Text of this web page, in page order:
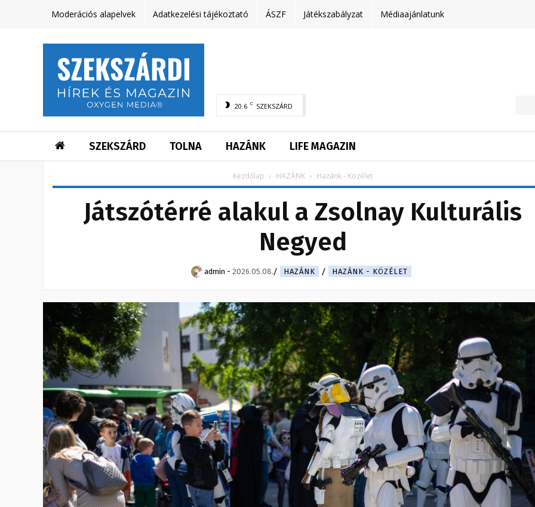
Moderációs alapelvek Adatkezelési tájékoztató ÁSZF Játékszabályzat Médiaajánlatunk
20.6 C SZEKSZÁRD
SZEKSZÁRD TOLNA HAZÁNK LIFE MAGAZIN
Kezdőlap HAZÁNK Hazánk - Közélet
Játszótérré alakul a Zsolnay Kulturális
Negyed
admin - 2026.05.08. HAZÁNK HAZÁNK - KÖZÉLET